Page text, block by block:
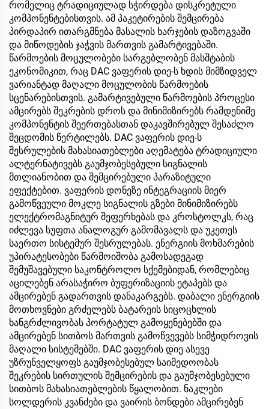
რომელიც ტრადიციულად სჭირდება დისკრეტული
კომპონენტებისთვის. ამ პაკეტირების შემცირება
პირდაპირ ითარგმნება მასალის ხარჯების დაზოგვაში
და მიწოდების ჯაჭვის მართვის გამარტივებაში.
წარმოების მოცულობები სარგებლობენ მასშტაბის
ეკონომიკით, რაც DAC ვაფერის დიე-ს ხდის მიმზიდველ
ვარიანტად მაღალი მოცულობის წარმოების
სცენარებისთვის. გამარტივებული წარმოების პროცესი
ამცირებს შეკრების დროს და მინიმიზირებს რამდენიმე
კომპონენტის შეერთებასთან დაკავშირებულ შესაძლო
შეცდომის წერტილებს. DAC ვაფერის დიე-ს
შესრულების მახასიათებლები აღემატება ტრადიციული
ალტერნატივებს გაუმჯობესებული სიგნალის
მთლიანობით და შემცირებული პარაზიტული
ეფექტებით. ვაფერის დონეზე ინტეგრაციის მიერ
გამოწვეული მოკლე სიგნალის გზები მინიმიზირებს
ელექტრომაგნიტურ შეფერხებას და კროსტოლკს, რაც
იძლევა სუფთა ანალოგურ გამომავალს და უკეთეს
საერთო სისტემურ შესრულებას. ენერგიის მოხმარების
უპირატესობები წარმოიშობა გამოსადეგად
შემუშავებული საკონტროლო სქემებიდან, რომლებიც
აცილებენ არასაჭირო ბუფერიზაციის ეტაპებს და
ამცირებენ გადართვის დანაკარგებს. დაბალი ენერგიის
მოთხოვნები გრძელებს ბატარეის სიცოცხლის
ხანგრძლივობას პორტატულ გამოყენებებში და
ამცირებენ სითბოს მართვის გამოწვევებს სიმჭიდროვის
მაღალი სისტემებში. DAC ვაფერის დიე ასევე
უზრუნველყოფს გაუმჯობესებულ საიმედოობას
შეკრების სირთულის შემცირების და გაუმჯობესებული
სითბოს მახასიათებლების წყალობით. ნაკლები
სოლდერის კვანძები და ვაირის ბონდები ამცირებენ